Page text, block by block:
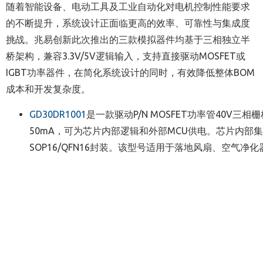
随着智能设备、电动工具及工业自动化对电机控制性能要求
的不断提升，系统设计正面临更高的效率、可靠性与集成度
挑战。兆易创新此次推出的三款模拟器件均基于三相独立半
桥架构，兼容3.3V/5V逻辑输入，支持直接驱动MOSFET或
IGBT功率器件，在简化系统设计的同时，有效降低整体BOM
成本和开发复杂度。
GD30DR1001 是一款驱动P/N MOSFET功率管40V三相
50mA，可为芯片内部逻辑和外部MCU供电。芯片内部
SOP16/QFN16封装。该型号适用于落地风扇、空气净